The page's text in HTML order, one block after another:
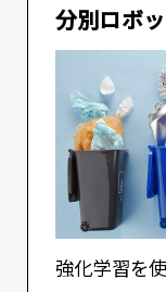
分別ロボ
強化学習を